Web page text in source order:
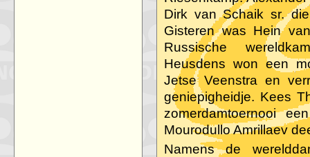
Dirk van Schaik sr.
Gisteren was Hein
Russische
Heusdens won een
Jetse Veenstra en
geniepigheidje. Kees
zomerdamtoernooi
Mourodullo Amrillaev
Namens de